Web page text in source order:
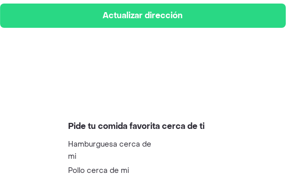
Actualizar dirección
Pide tu comida favorita cerca de ti
Hamburguesa cerca de
mi
Pollo cerca de mi